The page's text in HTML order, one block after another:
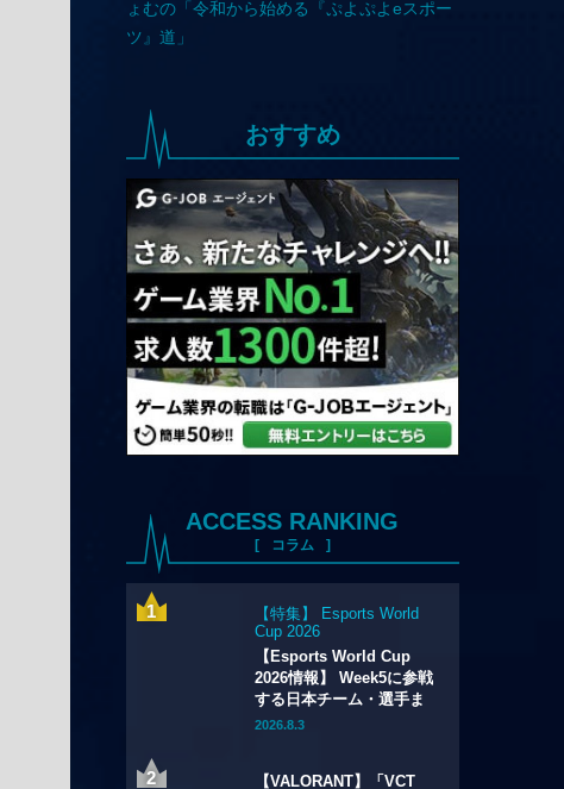
おすすめ
ACCESS RANKING
コラム
【特集】 Esports World
Cup 2026
【Esports World Cup
2026情報】 Week5に参戦
する日本チーム・選手ま
とめ
2026.8.3
【VALORANT】「VCT